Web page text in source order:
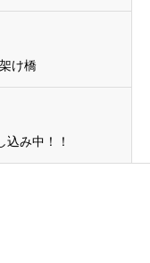
け橋
み中！！